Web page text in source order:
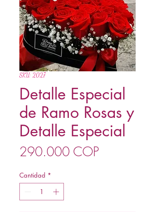
SKU: 2027
Detalle Especial
de Ramo Rosas y
Detalle Especial
290.000 COPPrecio
Cantidad *